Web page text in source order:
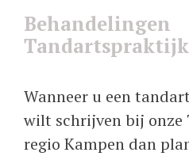
Behandelingen
Wanneer u een
wilt schrijven bij
regio Kampen dan